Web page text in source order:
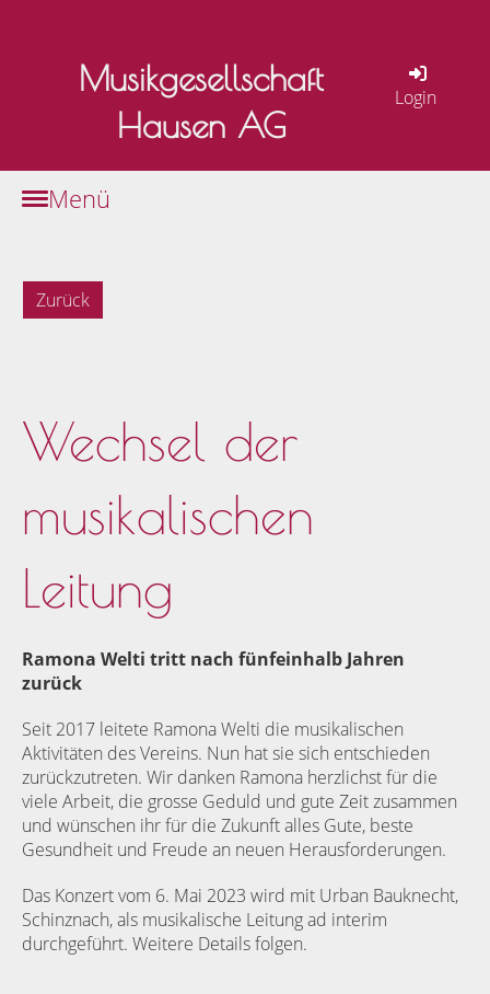
Musikgesellschaft
Hausen AG
Login
Menü
Zurück
Wechsel der
musikalischen
Leitung
Ramona Welti tritt nach fünfeinhalb Jahren
zurück
Seit 2017 leitete Ramona Welti die musikalischen
Aktivitäten des Vereins. Nun hat sie sich entschieden
zurückzutreten. Wir danken Ramona herzlichst für die
viele Arbeit, die grosse Geduld und gute Zeit zusammen
und wünschen ihr für die Zukunft alles Gute, beste
Gesundheit und Freude an neuen Herausforderungen.
Das Konzert vom 6. Mai 2023 wird mit Urban Bauknecht,
Schinznach, als musikalische Leitung ad interim
durchgeführt. Weitere Details folgen.